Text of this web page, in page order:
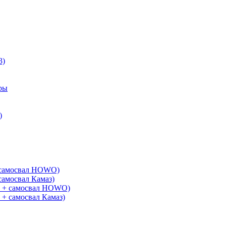
HOWO)
Камаз)
самосвал HOWO)
самосвал Камаз)